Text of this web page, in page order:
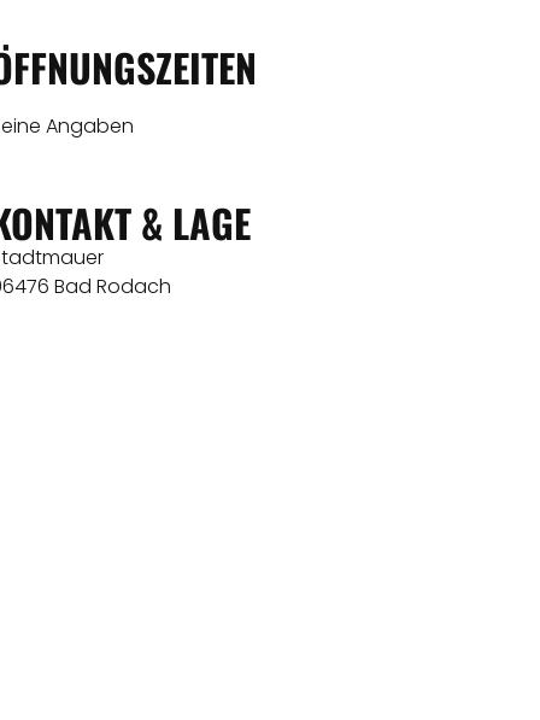
Angaben
& LAGE
Bad Rodach